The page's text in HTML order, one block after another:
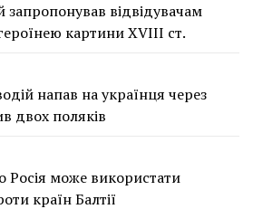
відвідувачам
картини XVIII ст.
напав на українця через
двох поляків
Росія може використати
країн Балтії